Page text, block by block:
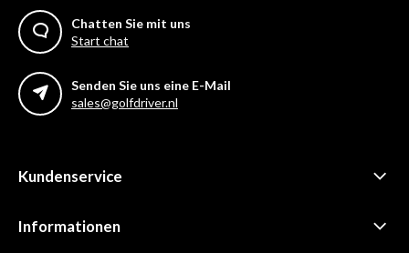
Chatten Sie mit uns
Start chat
Senden Sie uns eine E-Mail
sales@golfdriver.nl
Kundenservice
Informationen